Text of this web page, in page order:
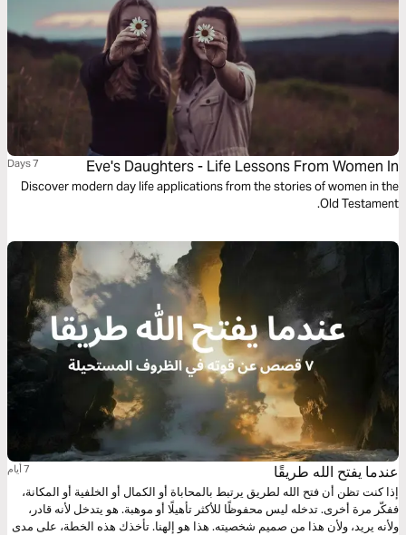
Eve's Daughters - Life Lessons From Women In
Scripture: Part 2
Discover modern day life applications from the stories of women in the
Old Testament.
عندما يفتح الله طريقًا
إذا كنت تظن أن فتح الله لطريق يرتبط بالمحاباة أو الكمال أو الخلفية أو المكانة،
ففكّر مرة أخرى. تدخله ليس محفوظًا للأكثر تأهيلًا أو موهبة. هو يتدخل لأنه قادر،
ولأنه يريد، ولأن هذا من صميم شخصيته. هذا هو إلهنا. تأخذك هذه الخطة، على مدى